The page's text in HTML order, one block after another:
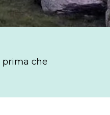
prima che